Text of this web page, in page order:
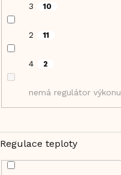
3 10
2 11
4 2
nemá regulátor výkonu
Regulace teploty